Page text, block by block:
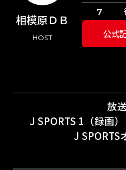
相模原ＤＢ
HOST
7
公式
放
J SPORTS 1（録画）
J SPORTS